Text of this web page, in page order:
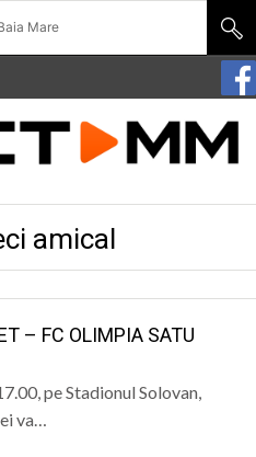
Mare
amical
– FC OLIMPIA SATU
pe Stadionul Solovan,
va…